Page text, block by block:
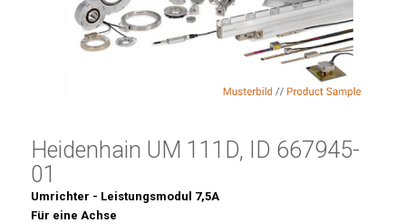
Heidenhain UM 111D, ID 667945-
01
Umrichter - Leistungsmodul 7,5A
Für eine Achse